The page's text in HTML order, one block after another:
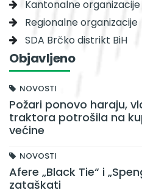
Kantonalne organizacije
Regionalne organizacije
SDA Brčko distrikt BiH
Objavljeno
NOVOSTI
Požari ponovo haraju,
traktora potrošila na
većine
NOVOSTI
Afere „Black Tie“ i
zataškati